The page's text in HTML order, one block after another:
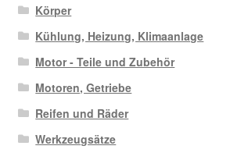
Körper
Kühlung, Heizung, Klimaanlage
Motor - Teile und Zubehör
Motoren, Getriebe
Reifen und Räder
Werkzeugsätze